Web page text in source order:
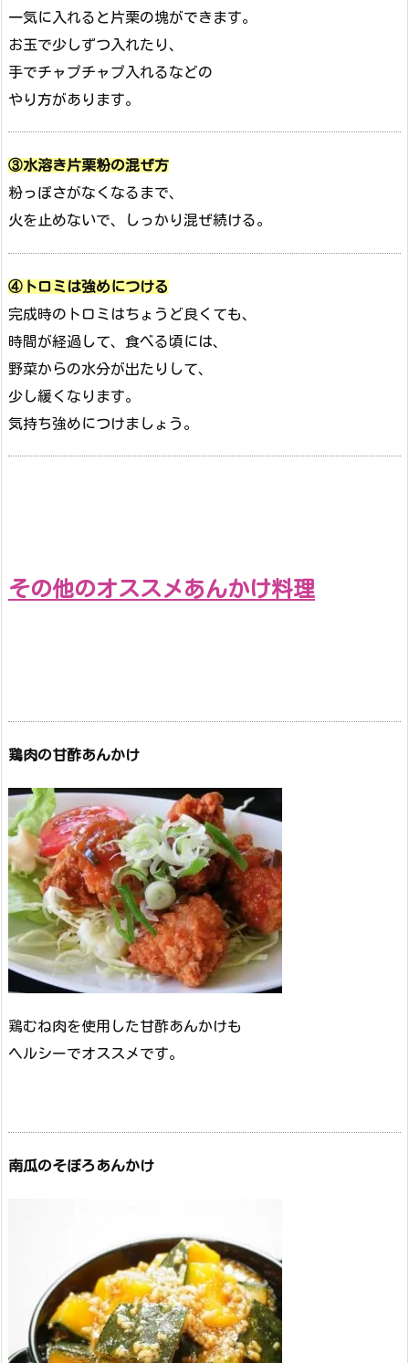
一気に入れると片栗の塊ができます。
お玉で少しずつ入れたり、
手でチャプチャプ入れるなどの
やり方があります。
③水溶き片栗粉の混ぜ方
粉っぽさがなくなるまで、
火を止めないで、しっかり混ぜ続ける。
④トロミは強めにつける
完成時のトロミはちょうど良くても、
時間が経過して、食べる頃には、
野菜からの水分が出たりして、
少し緩くなります。
気持ち強めにつけましょう。
その他のオススメあんかけ料理
鶏肉の甘酢あんかけ
鶏むね肉を使用した甘酢あんかけも
ヘルシーでオススメです。
南瓜のそぼろあんかけ